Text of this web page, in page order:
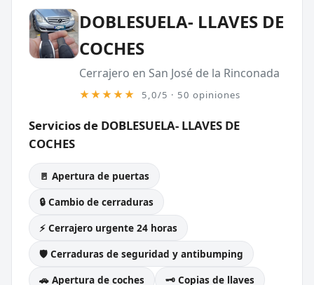
DOBLESUELA- LLAVES DE
COCHES
Cerrajero en San José de la Rinconada
★★★★★ 5,0/5 · 50 opiniones
Servicios de DOBLESUELA- LLAVES DE
COCHES
🚪 Apertura de puertas
🔒 Cambio de cerraduras
⚡ Cerrajero urgente 24 horas
🛡️ Cerraduras de seguridad y antibumping
🚗 Apertura de coches
🗝️ Copias de llaves